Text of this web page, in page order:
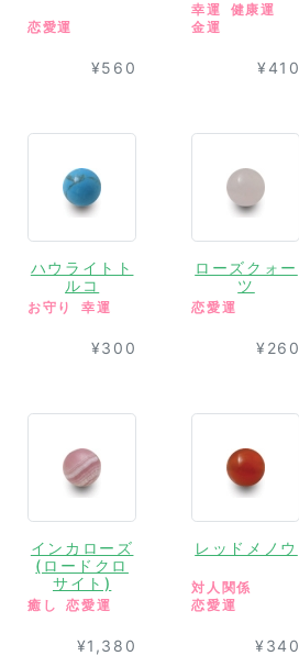
恋愛運
¥560
幸運
健康運
金運
¥410
ハウライトト
ルコ
お守り 幸運
¥300
ローズクォー
ツ
恋愛運
¥260
インカローズ
(ロードクロ
サイト)
癒し 恋愛運
¥1,380
レッドメノウ
対人関係
恋愛運
¥340